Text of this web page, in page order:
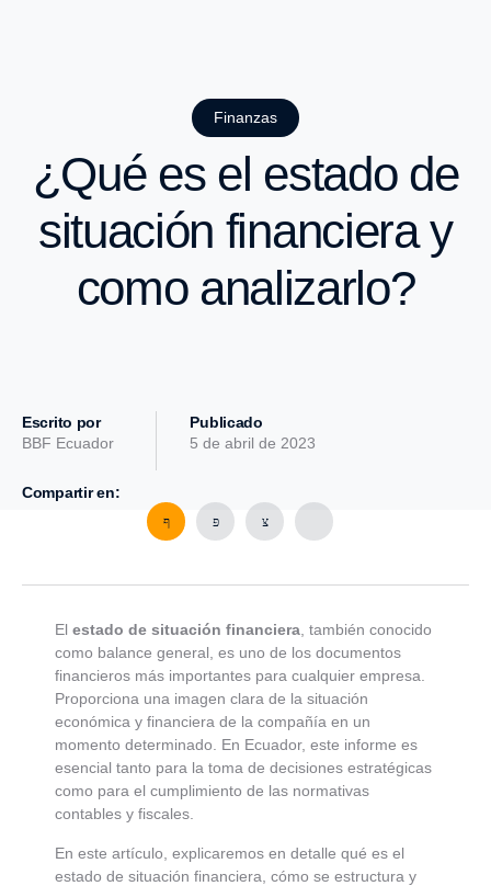
Finanzas
¿Qué es el estado de
situación financiera y
como analizarlo?
Escrito por
BBF Ecuador
Publicado
5 de abril de 2023
Compartir en:
El estado de situación financiera, también conocido
como balance general, es uno de los documentos
financieros más importantes para cualquier empresa.
Proporciona una imagen clara de la situación
económica y financiera de la compañía en un
momento determinado. En Ecuador, este informe es
esencial tanto para la toma de decisiones estratégicas
como para el cumplimiento de las normativas
contables y fiscales.
En este artículo, explicaremos en detalle qué es el
estado de situación financiera, cómo se estructura y